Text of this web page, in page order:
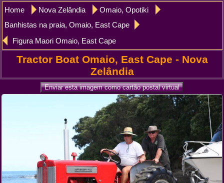
Home Nova Zelândia
Omaio, Opotiki
Banhistas na praia, Omaio, East Cape
Figura Maori Omaio, East Cape
Tractor Boat Omaio, East Cape - Nova
Zelândia